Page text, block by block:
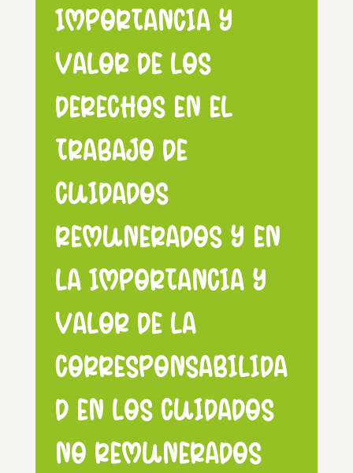
importancia y
valor de los
derechos en el
trabajo de
cuidados
remunerados y en
la importancia y
valor de la
corresponsabilida
d en los cuidados
no remunerados